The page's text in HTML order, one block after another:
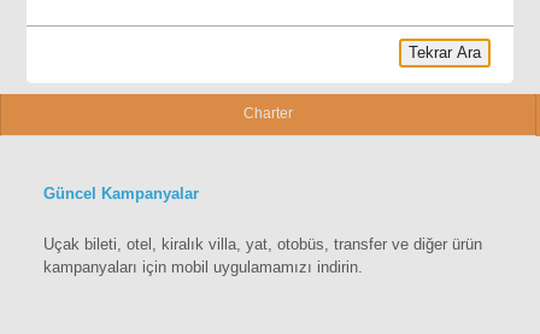
Charter
Güncel Kampanyalar
Uçak bileti, otel, kiralık villa, yat, otobüs, transfer ve diğer ürün
kampanyaları için mobil uygulamamızı indirin.
Tekrar Ara